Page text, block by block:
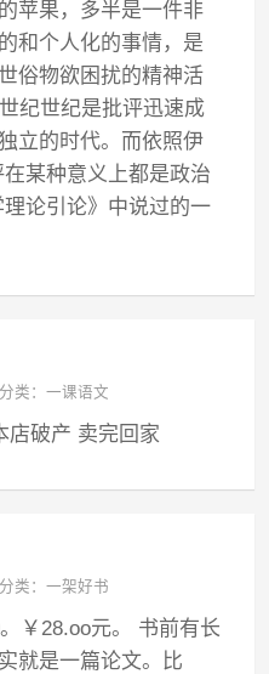
苹果，多半是一件非
和个人化的事情，是
俗物欲困扰的精神活
纪世纪是批评迅速成
立的时代。而依照伊
某种意义上都是政治
论引论》中说过的一
类：一课语文
店破产 卖完回家
类：一架好书
￥28.oo元。 书前有长
就是一篇论文。比